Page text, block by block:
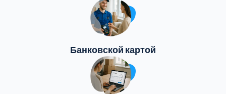
Банковской картой